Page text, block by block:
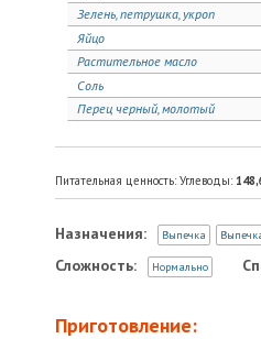
Зелень, петрушка, укроп
Яйцо
Растительное масло
Соль
Перец черный, молотый
Питательная ценность: Углеводы:
Назначения: Выпечка
Сложность: Нормально
Приготовление: